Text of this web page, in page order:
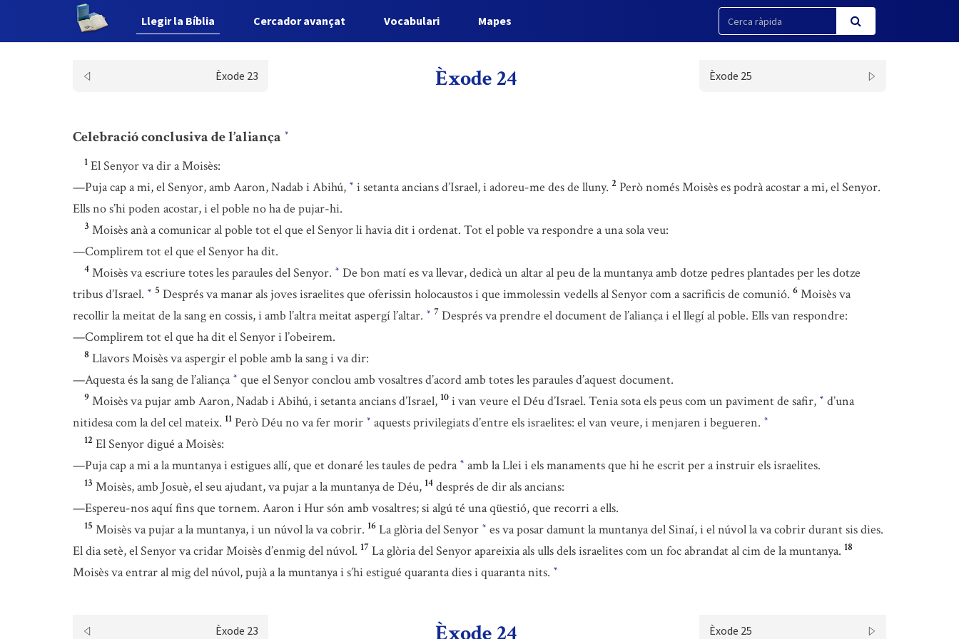
Llegir la Bíblia Cercador avançat Vocabulari Mapes
Èxode 23 Èxode 24 Èxode 25
Celebració conclusiva de l’aliança *
1 El Senyor va dir a Moisès:
—Puja cap a mi, el Senyor, amb Aaron, Nadab i Abihú, * i setanta ancians d’Israel, i adoreu-me des de lluny. 2 Però només Moisès es podrà acostar a mi, el Senyor.
Ells no s’hi poden acostar, i el poble no ha de pujar-hi.
3 Moisès anà a comunicar al poble tot el que el Senyor li havia dit i ordenat. Tot el poble va respondre a una sola veu:
—Complirem tot el que el Senyor ha dit.
4 Moisès va escriure totes les paraules del Senyor. * De bon matí es va llevar, dedicà un altar al peu de la muntanya amb dotze pedres plantades per les dotze
tribus d’Israel. * 5 Després va manar als joves israelites que oferissin holocaustos i que immolessin vedells al Senyor com a sacrificis de comunió. 6 Moisès va
recollir la meitat de la sang en cossis, i amb l’altra meitat aspergí l’altar. * 7 Després va prendre el document de l’aliança i el llegí al poble. Ells van respondre:
—Complirem tot el que ha dit el Senyor i l’obeirem.
8 Llavors Moisès va aspergir el poble amb la sang i va dir:
—Aquesta és la sang de l’aliança * que el Senyor conclou amb vosaltres d’acord amb totes les paraules d’aquest document.
9 Moisès va pujar amb Aaron, Nadab i Abihú, i setanta ancians d’Israel, 10 i van veure el Déu d’Israel. Tenia sota els peus com un paviment de safir, * d’una
nitidesa com la del cel mateix. 11 Però Déu no va fer morir * aquests privilegiats d’entre els israelites: el van veure, i menjaren i begueren. *
12 El Senyor digué a Moisès:
—Puja cap a mi a la muntanya i estigues allí, que et donaré les taules de pedra * amb la Llei i els manaments que hi he escrit per a instruir els israelites.
13 Moisès, amb Josuè, el seu ajudant, va pujar a la muntanya de Déu, 14 després de dir als ancians:
—Espereu-nos aquí fins que tornem. Aaron i Hur són amb vosaltres; si algú té una qüestió, que recorri a ells.
15 Moisès va pujar a la muntanya, i un núvol la va cobrir. 16 La glòria del Senyor * es va posar damunt la muntanya del Sinaí, i el núvol la va cobrir durant sis dies.
El dia setè, el Senyor va cridar Moisès d’enmig del núvol. 17 La glòria del Senyor apareixia als ulls dels israelites com un foc abrandat al cim de la muntanya. 18
Moisès va entrar al mig del núvol, pujà a la muntanya i s’hi estigué quaranta dies i quaranta nits. *
Èxode 23 Èxode 25